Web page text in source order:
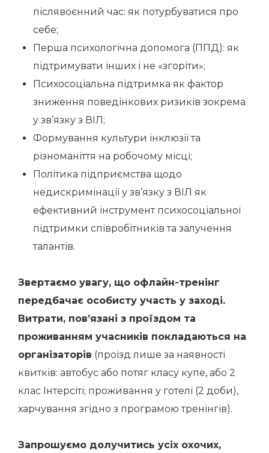
післявоєнний час: як потурбуватися про
себе;
Перша психологічна допомога (ППД): як
підтримувати інших і не «згоріти»;
Психосоціальна підтримка як фактор
зниження поведінкових ризиків зокрема
у зв’язку з ВІЛ;
Формування культури інклюзії та
різноманіття на робочому місці;
Політика підприємства щодо
недискримінації у зв’язку з ВІЛ як
ефективний інструмент психосоціальної
підтримки співробітників та залучення
талантів.
Звертаємо увагу, що офлайн-тренінг
передбачає особисту участь у заході.
Витрати, пов’язані з проїздом та
проживанням учасників покладаються на
організаторів (проїзд лише за наявності
квитків: автобус або потяг класу купе, або 2
клас Інтерсіті; проживання у готелі (2 доби),
харчування згідно з програмою тренінгів).
Запрошуємо долучитись усіх охочих,